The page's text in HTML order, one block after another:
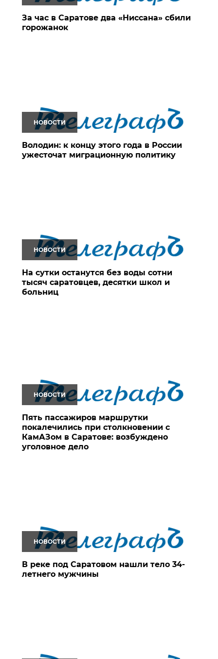
За час в Саратове два «Ниссана» сбили
горожанок
НОВОСТИ
Володин: к концу этого года в России
ужесточат миграционную политику
НОВОСТИ
На сутки останутся без воды сотни
тысяч саратовцев, десятки школ и
больниц
НОВОСТИ
Пять пассажиров маршрутки
покалечились при столкновении с
КамАЗом в Саратове: возбуждено
уголовное дело
НОВОСТИ
В реке под Саратовом нашли тело 34-
летнего мужчины